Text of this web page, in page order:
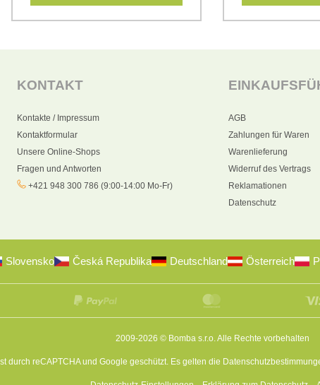
KONTAKT
Kontakte / Impressum
Kontaktformular
Unsere Online-Shops
Fragen und Antworten
+421 948 300 786 (9:00-14:00 Mo-Fr)
AGB
Zahlungen für Waren
Warenlieferung
Widerruf des Vertrags
Reklamationen
Datenschutz
Slovensko Česká Republika Deutschland Österreich
2009-2026 © Bomba s.r.o.Alle Rechte vorbehalten
durch reCAPTCHA und Google geschützt. Es gelten die